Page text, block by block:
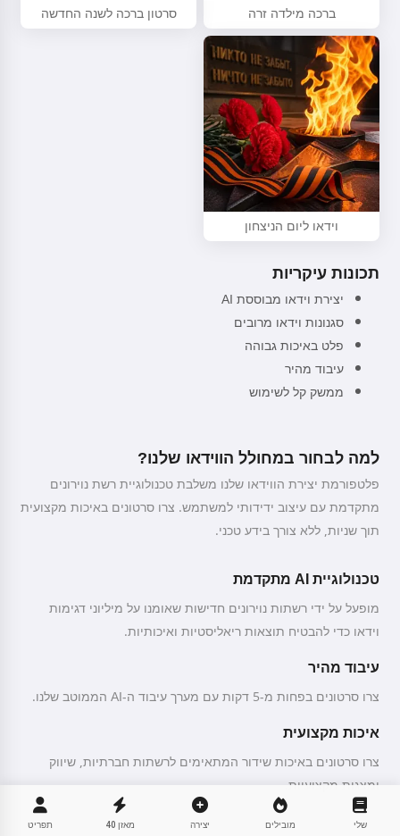
ברכה מילדה זרה סרטון ברכה לשנה החדשה
וידאו ליום הניצחון
תכונות עיקריות
יצירת וידאו מבוססת AI
סגנונות וידאו מרובים
פלט באיכות גבוהה
עיבוד מהיר
ממשק קל לשימוש
למה לבחור במחולל הווידאו שלנו?
פלטפורמת יצירת הווידאו שלנו משלבת טכנולוגיית רשת נוירונים
מתקדמת עם עיצוב ידידותי למשתמש. צרו סרטונים באיכות מקצועית
תוך שניות, ללא צורך בידע טכני.
טכנולוגיית AI מתקדמת
מופעל על ידי רשתות נוירונים חדישות שאומנו על מיליוני דגימות
וידאו כדי להבטיח תוצאות ריאליסטיות ואיכותיות.
עיבוד מהיר
צרו סרטונים בפחות מ-5 דקות עם מערך עיבוד ה-AI הממוטב שלנו.
איכות מקצועית
צרו סרטונים באיכות שידור המתאימים לרשתות חברתיות, שיווק
ומצגות מקצועיות.
שלי מובילים יצירה מאזן 40 תפריט